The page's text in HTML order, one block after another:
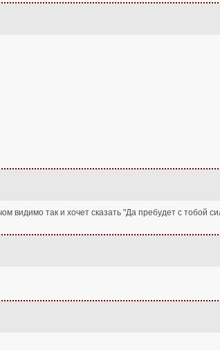
видимо так и хочет сказать "Да пребудет с тобой